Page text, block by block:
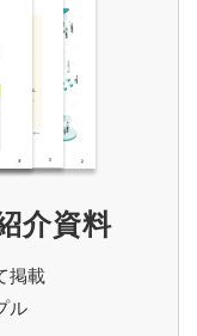
介資料
掲載
ル